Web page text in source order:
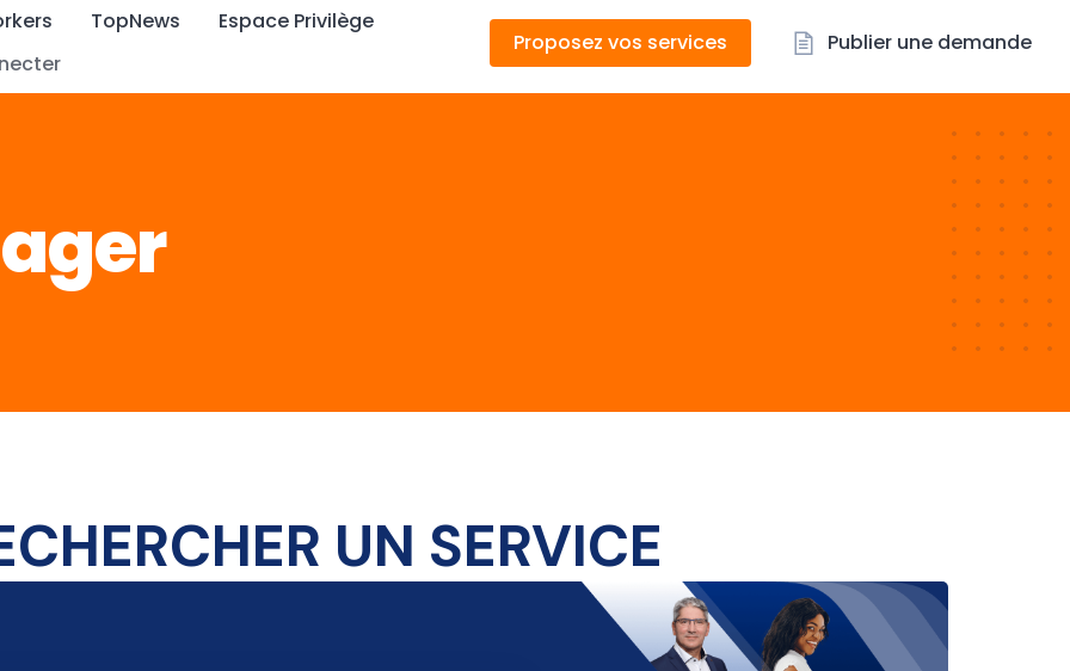
TopNews
Espace Privilège
Proposez vos services Publier une demande